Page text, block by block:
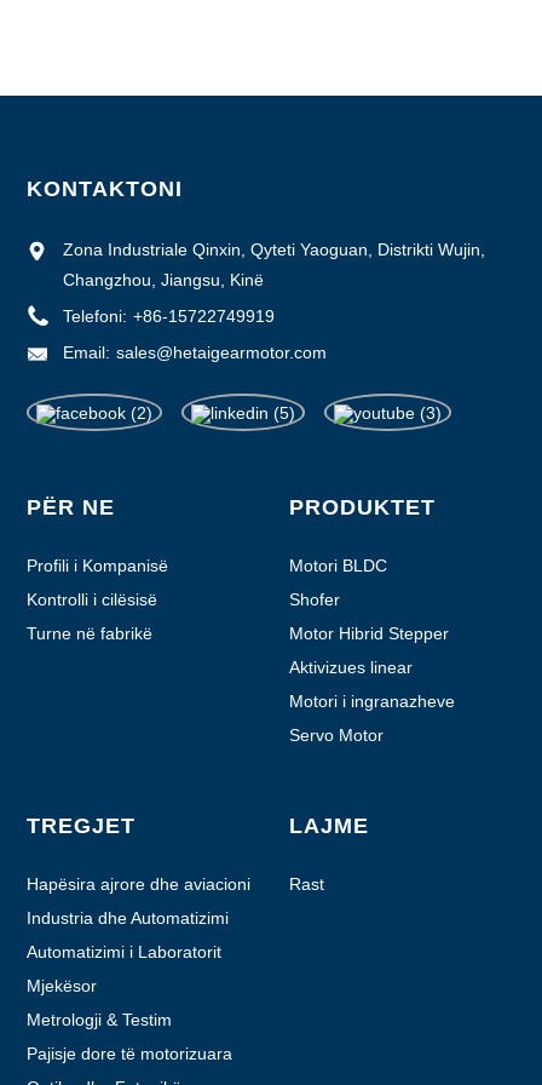
KONTAKTONI
Zona Industriale Qinxin, Qyteti Yaoguan, Distrikti Wujin,
Changzhou, Jiangsu, Kinë
Telefoni: +86-15722749919
Email: sales@hetaigearmotor.com
PËR NE
Profili i Kompanisë
Kontrolli i cilësisë
Turne në fabrikë
PRODUKTET
Motori BLDC
Shofer
Motor Hibrid Stepper
Aktivizues linear
Motori i ingranazheve
planetare
Servo Motor
TREGJET
Hapësira ajrore dhe aviacioni
Industria dhe Automatizimi
Automatizimi i Laboratorit
Mjekësor
Metrologji & Testim
Pajisje dore të motorizuara
LAJME
Rast